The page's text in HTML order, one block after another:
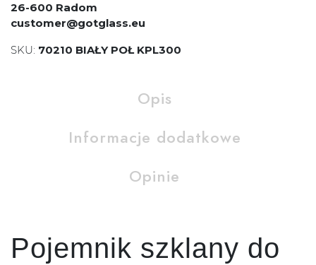
26-600 Radom
customer@gotglass.eu
SKU: 70210 BIAŁY POŁ KPL300
Opis
Informacje dodatkowe
Opinie
Pojemnik szklany do